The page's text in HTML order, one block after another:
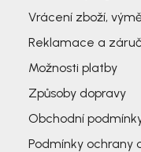
Vrácení zboží,
Reklamace a
Možnosti platby
Způsoby dopravy
Obchodní
Podmínky ochrany